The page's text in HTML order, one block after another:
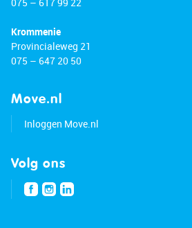
Krommenie
Provincialeweg 21
075 – 647 20 50
Move.nl
Inloggen Move.nl
Volg ons